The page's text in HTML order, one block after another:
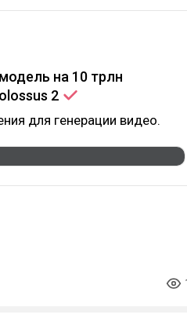
на 10 трлн
2
для генерации видео.